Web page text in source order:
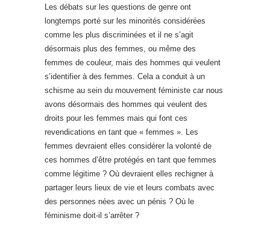
Les débats sur les questions de genre ont
longtemps porté sur les minorités considérées
comme les plus discriminées et il ne s’agit
désormais plus des femmes, ou même des
femmes de couleur, mais des hommes qui veulent
s’identifier à des femmes. Cela a conduit à un
schisme au sein du mouvement féministe car nous
avons désormais des hommes qui veulent des
droits pour les femmes mais qui font ces
revendications en tant que « femmes ». Les
femmes devraient elles considérer la volonté de
ces hommes d’être protégés en tant que femmes
comme légitime ? Où devraient elles rechigner à
partager leurs lieux de vie et leurs combats avec
des personnes nées avec un pénis ? Où le
féminisme doit-il s’arrêter ?